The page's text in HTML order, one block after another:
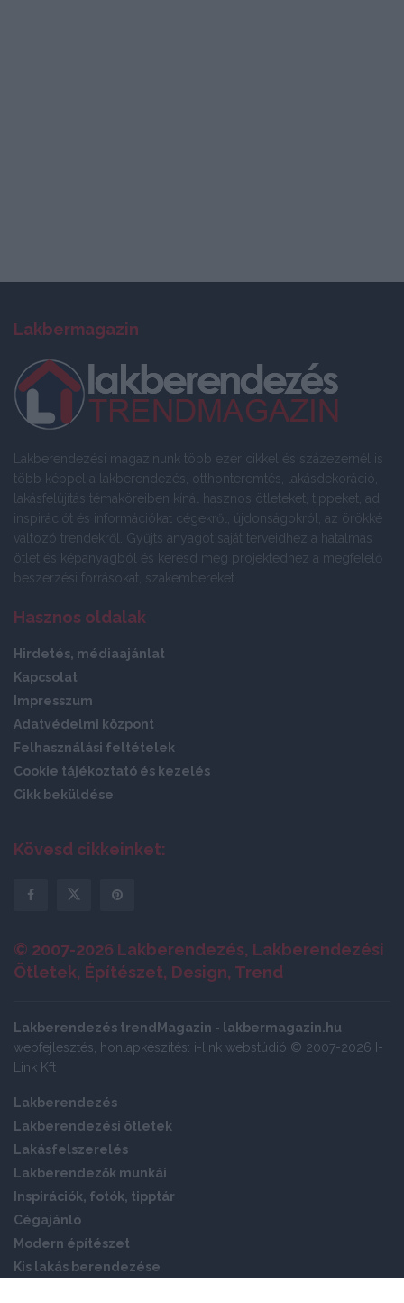
Lakbermagazin
Lakberendezési magazinunk több ezer cikkel és százezernél is
több képpel a lakberendezés, otthonteremtés, lakásdekoráció,
lakásfelújítás témaköreiben kínál hasznos ötleteket, tippeket, ad
inspirációt és információkat cégekről, újdonságokról, az örökké
változó trendekről. Gyűjts anyagot saját terveidhez a hatalmas
ötlet és képanyagból és keresd meg projektedhez a megfelelő
beszerzési forrásokat, szakembereket.
Hasznos oldalak
Hirdetés, médiaajánlat
Kapcsolat
Impresszum
Adatvédelmi központ
Felhasználási feltételek
Cookie tájékoztató és kezelés
Cikk beküldése
Kövesd cikkeinket:
© 2007-2026 Lakberendezés, Lakberendezési
Ötletek, Építészet, Design, Trend
Lakberendezés trendMagazin - lakbermagazin.hu
webfejlesztés, honlapkészítés: i-link webstúdió © 2007-2026 I-
Link Kft
Lakberendezés
Lakberendezési ötletek
Lakásfelszerelés
Lakberendezők munkái
Inspirációk, fotók, tipptár
Cégajánló
Modern építészet
Kis lakás berendezése